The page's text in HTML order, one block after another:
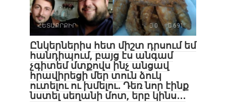
ՀԵՏԱՔՐՔԻՐ 0 691
Ընկերներիս հետ միշտ դրսում եմ
հանդիպում, բայց էս անգամ
չգիտեմ մտքովս ինչ անցավ
հրավիրեցի մեր տուն ձուկ
ուտելու ու խմելու․ Դեռ նոր էինք
նստել սեղանի մոտ, երբ կինս․․․